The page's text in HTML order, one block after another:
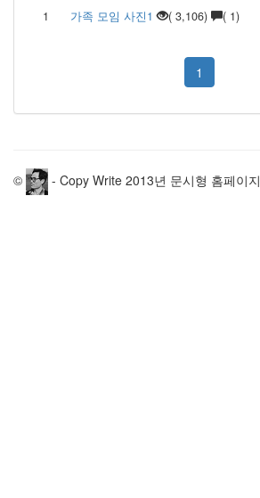
1 가족 모임 사진1 ( 3,106) ( 1)
1
© - Copy Write 2013년 문시형 홈페이지